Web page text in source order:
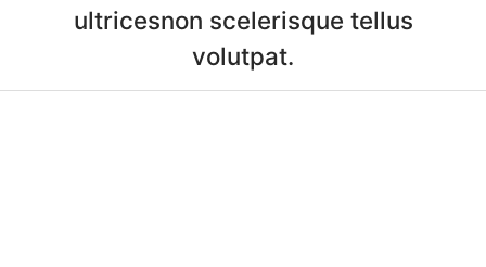
ultricesnon scelerisque tellus
volutpat.